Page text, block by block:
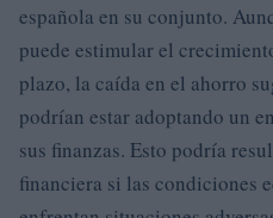
española en su conjunto.
puede estimular el
plazo, la caída en el ahorro
podrían estar adoptando un
sus finanzas. Esto podría
financiera si las condiciones